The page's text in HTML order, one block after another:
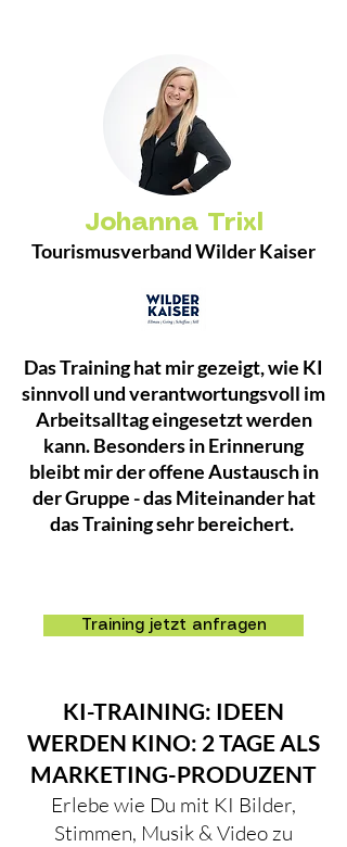
Johanna Trixl
Tourismusverband Wilder Kaiser
Das Training hat mir gezeigt, wie KI
sinnvoll und verantwortungsvoll im
Arbeitsalltag eingesetzt werden
kann. Besonders in Erinnerung
bleibt mir der offene Austausch in
der Gruppe - das Miteinander hat
das Training sehr bereichert.
Training jetzt anfragen
KI-TRAINING: IDEEN
WERDEN KINO: 2 TAGE ALS
MARKETING-PRODUZENT
Erlebe wie Du mit KI Bilder,
Stimmen, Musik & Video zu